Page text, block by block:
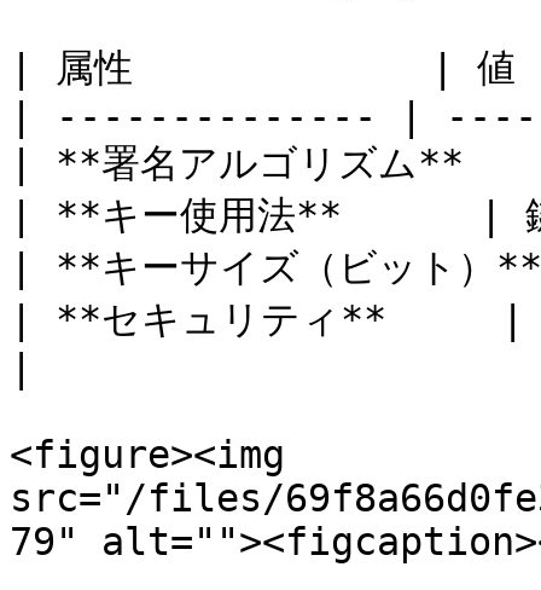
| 属性             |
| -------------- |
| **署名アルゴリズム**
| **キー使用法**      |
| **キーサイズ（ビッ
| **セキュリティ**     | 厳
<figure><img
src="/files/
79"